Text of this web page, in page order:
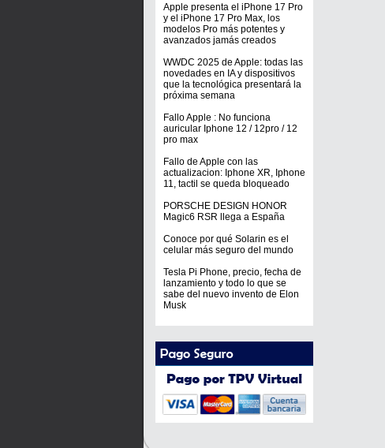
Apple presenta el iPhone 17 Pro
y el iPhone 17 Pro Max, los
modelos Pro más potentes y
avanzados jamás creados
WWDC 2025 de Apple: todas las
novedades en IA y dispositivos
que la tecnológica presentará la
próxima semana
Fallo Apple : No funciona
auricular Iphone 12 / 12pro / 12
pro max
Fallo de Apple con las
actualizacion: Iphone XR, Iphone
11, tactil se queda bloqueado
PORSCHE DESIGN HONOR
Magic6 RSR llega a España
Conoce por qué Solarin es el
celular más seguro del mundo
Tesla Pi Phone, precio, fecha de
lanzamiento y todo lo que se
sabe del nuevo invento de Elon
Musk